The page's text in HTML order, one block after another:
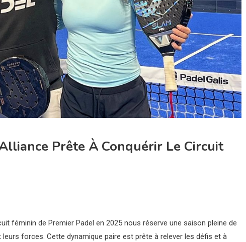
Prête À Conquérir Le Circuit
féminin de Premier Padel en 2025 nous réserve une saison pleine de
forces. Cette dynamique paire est prête à relever les défis et à